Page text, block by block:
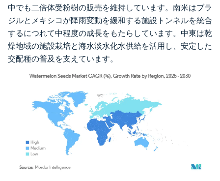
中でも二倍体受粉樹の販売を維持しています。南米はブラ
ジルとメキシコが降雨変動を緩和する施設トンネルを統合
するにつれて中程度の成長をもたらしています。中東は乾
燥地域の施設栽培と海水淡水化水供給を活用し、安定した
交配種の普及を支えています。